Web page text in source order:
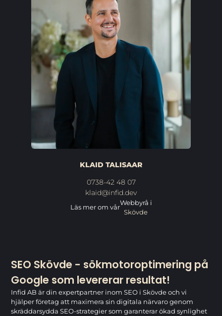
KLAID TALISAAR
0738-42 48 07
klaid@infid.dev
Läs mer om vår
Webbyrå i
Skövde
SEO Skövde - sökmotoroptimering på
Google som levererar resultat!
Infid AB är din expertpartner inom SEO i Skövde och vi
hjälper företag att maximera sin digitala närvaro genom
skräddarsydda SEO-strategier som garanterar ökad synlighet